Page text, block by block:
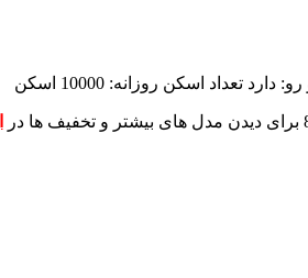
دارد تعداد اسکن روزانه: 10000 اسکن
برای دیدن مدل های بیشتر و تخفیف ها در